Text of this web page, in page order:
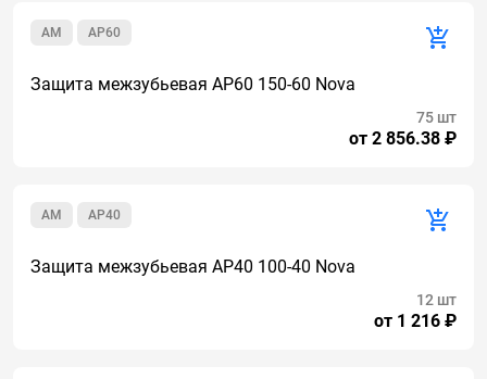
AP60
AM
Защита межзубьевая AP60 150-60 Nova
от 2 856.38 ₽
75 шт
AP40
AM
Защита межзубьевая AP40 100-40 Nova
от 1 216 ₽
12 шт